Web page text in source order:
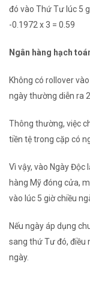
đó vào Thứ Tư lúc 5
-0.1972 x 3 = 0.59
Ngân hàng hạch
Không có rollover
ngày thường diễn ra
Thông thường, việc
tiền tệ trong cặp có
Vì vậy, vào Ngày Độc
hàng Mỹ đóng cửa,
vào lúc 5 giờ chiều
Nếu ngày áp dụng
sang thứ Tư đó, điều
ngày.